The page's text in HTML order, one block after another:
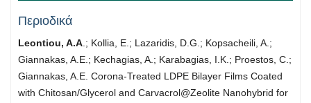
Περιοδικά
Leontiou, A.A.; Kollia, E.; Lazaridis, D.G.; Kopsacheili, A.;
Giannakas, A.E.; Kechagias, A.; Karabagias, I.K.; Proestos, C.;
Giannakas, A.E. Corona-Treated LDPE Bilayer Films Coated
with Chitosan/Glycerol and Carvacrol@Zeolite Nanohybrid for